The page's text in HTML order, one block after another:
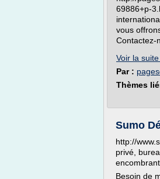
69886+p-
vous
Contactez-
Voir la suite
Par :
Thèmes
Sumo
http://
privé,
Besoin de